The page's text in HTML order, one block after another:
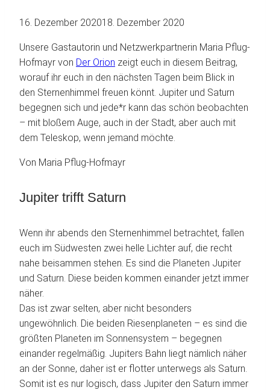
16. Dezember 202018. Dezember 2020
Unsere Gastautorin und Netzwerkpartnerin Maria Pflug-
Hofmayr von Der Orion zeigt euch in diesem Beitrag,
worauf ihr euch in den nächsten Tagen beim Blick in
den Sternenhimmel freuen könnt. Jupiter und Saturn
begegnen sich und jede*r kann das schön beobachten
– mit bloßem Auge, auch in der Stadt, aber auch mit
dem Teleskop, wenn jemand möchte.
Von Maria Pflug-Hofmayr
Jupiter trifft Saturn
Wenn ihr abends den Sternenhimmel betrachtet, fallen
euch im Südwesten zwei helle Lichter auf, die recht
nahe beisammen stehen. Es sind die Planeten Jupiter
und Saturn. Diese beiden kommen einander jetzt immer
näher.
Das ist zwar selten, aber nicht besonders
ungewöhnlich. Die beiden Riesenplaneten – es sind die
größten Planeten im Sonnensystem – begegnen
einander regelmäßig. Jupiters Bahn liegt nämlich näher
an der Sonne, daher ist er flotter unterwegs als Saturn.
Somit ist es nur logisch, dass Jupiter den Saturn immer